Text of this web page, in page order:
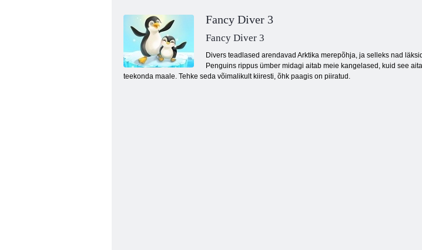
Fancy Diver 3
Fancy Diver 3
Divers teadlased arendavad Arktika merepõhja, ja selleks nad
Penguins rippus ümber midagi aitab meie kangelased, kuid see
teekonda maale. Tehke seda võimalikult kiiresti, õhk paagis on piiratud.